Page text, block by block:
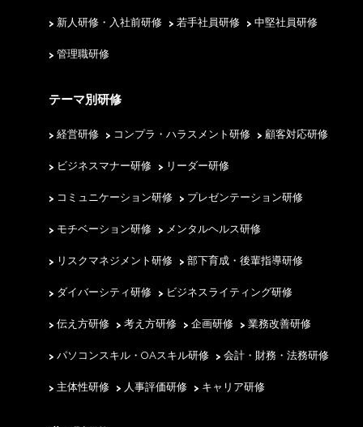
新人研修・入社前研修 若手社員研修 中堅社員研修
管理職研修
テーマ別研修
経営研修 コンプラ・ハラスメント研修 顧客対応研修
ビジネスマナー研修 リーダー研修
コミュニケーション研修 プレゼンテーション研修
モチベーション研修 メンタルヘルス研修
リスクマネジメント研修 部下育成・後輩指導研修
ダイバーシティ研修 ビジネスライティング研修
伝え方研修 考え方研修 企画研修 業務改善研修
パソコンスキル・OAスキル研修 会計・財務・法務研修
主体性研修 人事評価研修 キャリア研修